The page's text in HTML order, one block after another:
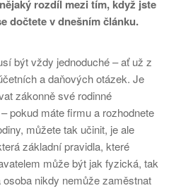
rozdíl mezi tím, když jste
dočtete v dnešním článku.
být vždy jednoduché – ať už z
a daňových otázek. Je
zákonně své rodinné
pokud máte firmu a rozhodnete
můžete tak učinit, je ale
základní pravidla, které
může být jak fyzická, tak
nikdy nemůže zaměstnat